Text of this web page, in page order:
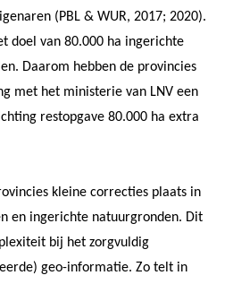
(PBL & WUR, 2017; 2020).
doel van 80.000 ha ingerichte
Daarom hebben de provincies
met het ministerie van LNV een
restopgave 80.000 ha extra
kleine correcties plaats in
en ingerichte natuurgronden. Dit
bij het zorgvuldig
geo-informatie. Zo telt in